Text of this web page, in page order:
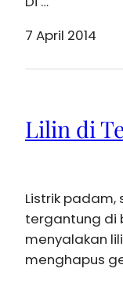
7 April 2014
Lilin di
Listrik
tergantung di
menyalakan
menghapus